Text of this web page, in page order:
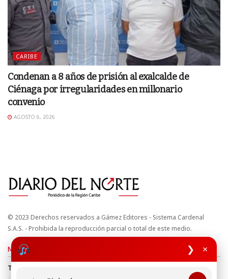
❯ ×
CARIBE
Condenan a 8 años de prisión al exalcalde de
Ciénaga por irregularidades en millonario
convenio
AGOSTO 6, 2026
© 2023 Derechos reservados a Gámez Editores - Sistema Cardenal
S.A.S. - Prohibida la reproducción parcial o total de este medio.
Nuestros sitios
Términos y Condiciones